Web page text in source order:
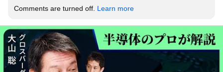
Comments are turned off. Learn more